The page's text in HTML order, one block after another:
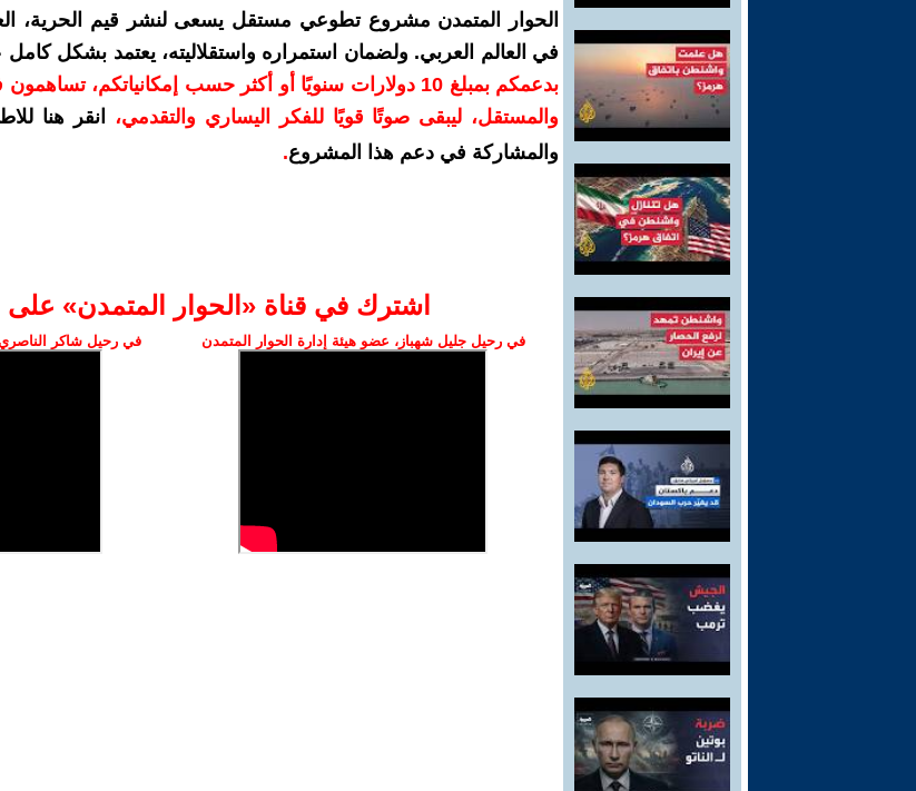
الحوار المتمدن مشروع تطوعي مستقل يسعى لنشر قيم الحرية،
في العالم العربي. ولضمان استمراره واستقلاليته، يعتمد بشكل
بدعمكم بمبلغ 10 دولارات سنويًا أو أكثر حسب إمكانياتكم،
والمستقل، ليبقى صوتًا قويًا للفكر اليساري والتقدمي،
انقر هنا
والمشاركة في دعم هذا المشروع.
اشترك في قناة ‫«الحوار المتمدن» على
في رحيل جليل شهباز، عضو هيئة إدارة الحوار المتمدن في رحيل شاكر